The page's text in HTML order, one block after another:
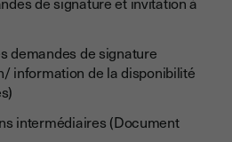
demandes de signature
information de la disponibilité
intermédiaires (Document